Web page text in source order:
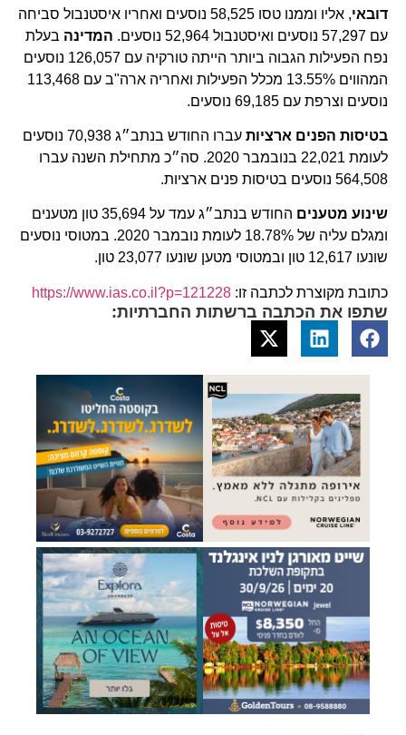
דובאי
, אליו וממנו טסו 58,525 נוסעים ואחריו איסטנבול סביחה
עם 57,297 נוסעים ואיסטנבול 52,964 נוסעים.
המדינהבעלת
נפח הפעילות הגבוה ביותר הייתה טורקיה עם 126,057 נוסעים
המהווים 13.55% מכלל הפעילות ואחריה ארה"ב עם 113,468
נוסעים וצרפת עם 69,185 נוסעים.
בטיסות הפנים ארציות
עברו החודש בנתב״ג 70,938 נוסעים
לעומת 22,021 בנובמבר 2020. סה״כ מתחילת השנה עברו
564,508 נוסעים בטיסות פנים ארציות.
שינוע מטענים
החודש בנתב״ג עמד על 35,694 טון מטענים
ומגלם עליה של 18.78% לעומת נובמבר 2020. במטוסי נוסעים
שונעו 12,617 טון ובמטוסי מטען שונעו 23,077 טון.
כתובת מקוצרת לכתבה זו: https://www.ias.co.il?p=121228
שתפו את הכתבה ברשתות החברתיות: